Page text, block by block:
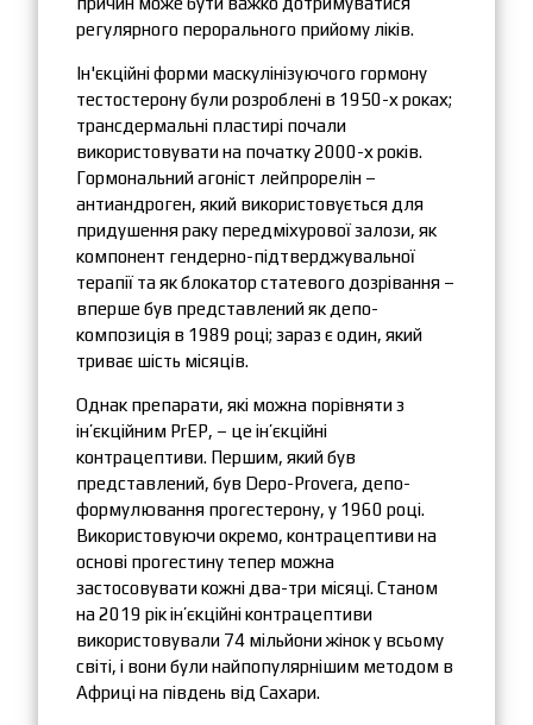
регулярного перорального прийому ліків.
Ін'єкційні форми маскулінізуючого гормону
тестостерону були розроблені в 1950-х роках;
трансдермальні пластирі почали
використовувати на початку 2000-х років.
Гормональний агоніст лейпрорелін –
антиандроген, який використовується для
придушення раку передміхурової залози, як
компонент гендерно-підтверджувальної
терапії та як блокатор статевого дозрівання –
вперше був представлений як депо-
композиція в 1989 році; зараз є один, який
триває шість місяців.
Однак препарати, які можна порівняти з
ін’єкційним PrEP, – це ін’єкційні
контрацептиви. Першим, який був
представлений, був Depo-Provera, депо-
формулювання прогестерону, у 1960 році.
Використовуючи окремо, контрацептиви на
основі прогестину тепер можна
застосовувати кожні два-три місяці. Станом
на 2019 рік ін’єкційні контрацептиви
використовували 74 мільйони жінок у всьому
світі, і вони були найпопулярнішим методом в
Африці на південь від Сахари.